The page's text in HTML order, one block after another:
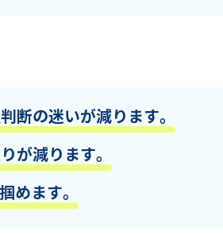
断の迷いが減ります。
が減ります。
めます。